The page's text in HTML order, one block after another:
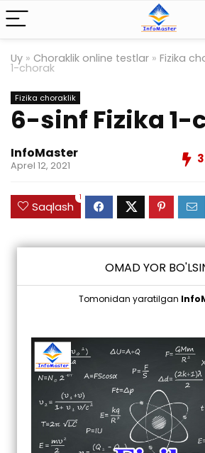
Uy » Choraklik online testlar » Fizika
1-chorak
Fizika choraklik
6-sinf Fizika 1-
InfoMaster
Aprel 12, 2021
Saqlash
1
OMAD YOR
Tomonidan yaratilgan